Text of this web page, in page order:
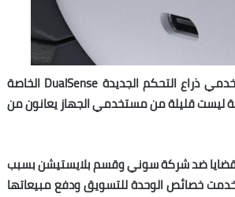
ربما تكون مشكلة الانزلاق او Drifting من اول المشاكل التي بدأت تواجه مستخدمي ذراع التحكم الجديدة DualSense الخاصة
ليست قليلة من مستخدمي الجهاز يعانون من
قضايا ضد شركة سوني وقسم بلايستيشن بسبب
خصائص الوحدة للتسويق ودفع مبيعاتها